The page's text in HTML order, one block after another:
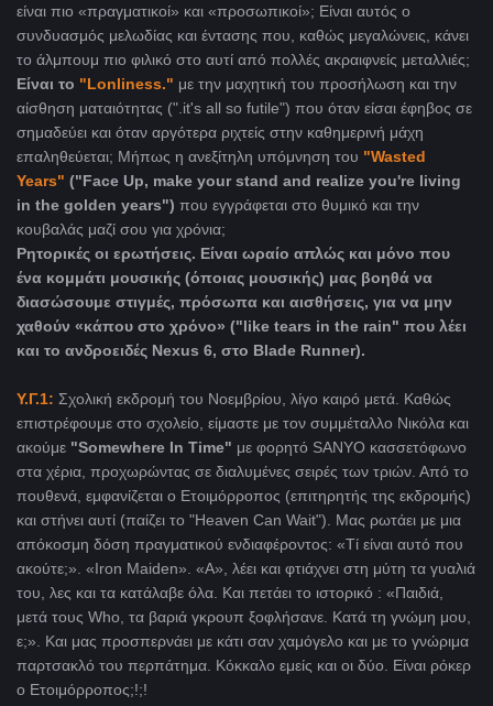
είναι πιο «πραγματικοί» και «προσωπικοί»; Είναι αυτός ο
συνδυασμός μελωδίας και έντασης που, καθώς μεγαλώνεις, κάνει
το άλμπουμ πιο φιλικό στο αυτί από πολλές ακραιφνείς μεταλλιές;
Είναι το "Lonliness." με την μαχητική του προσήλωση και την
αίσθηση ματαιότητας (". it's all so futile") που όταν είσαι έφηβος σε
σημαδεύει και όταν αργότερα ριχτείς στην καθημερινή μάχη
επαληθεύεται; Μήπως η ανεξίτηλη υπόμνηση του "Wasted
Years" ("Face Up, make your stand and realize you're living
in the golden years") που εγγράφεται στο θυμικό και την
κουβαλάς μαζί σου για χρόνια;
Ρητορικές οι ερωτήσεις. Είναι ωραίο απλώς και μόνο που
ένα κομμάτι μουσικής (όποιας μουσικής) μας βοηθά να
διασώσουμε στιγμές, πρόσωπα και αισθήσεις, για να μην
χαθούν «κάπου στο χρόνο» ("like tears in the rain" που λέει
και το ανδροειδές Nexus 6, στο Blade Runner).
Υ.Γ.1: Σχολική εκδρομή του Νοεμβρίου, λίγο καιρό μετά. Καθώς
επιστρέφουμε στο σχολείο, είμαστε με τον συμμέταλλο Νικόλα και
ακούμε "Somewhere In Time" με φορητό SANYO κασσετόφωνο
στα χέρια, προχωρώντας σε διαλυμένες σειρές των τριών. Από το
πουθενά, εμφανίζεται ο Ετοιμόρροπος (επιτηρητής της εκδρομής)
και στήνει αυτί (παίζει το "Heaven Can Wait"). Μας ρωτάει με μια
απόκοσμη δόση πραγματικού ενδιαφέροντος: «Τί είναι αυτό που
ακούτε;». «Iron Maiden». «Α», λέει και φτιάχνει στη μύτη τα γυαλιά
του, λες και τα κατάλαβε όλα. Και πετάει το ιστορικό : «Παιδιά,
μετά τους Who , τα βαριά γκρουπ ξοφλήσανε. Κατά τη γνώμη μου,
ε;». Και μας προσπερνάει με κάτι σαν χαμόγελο και με το γνώριμα
παρτσακλό του περπάτημα. Κόκκαλο εμείς και οι δύο. Είναι ρόκερ
ο Ετοιμόρροπος;!;!